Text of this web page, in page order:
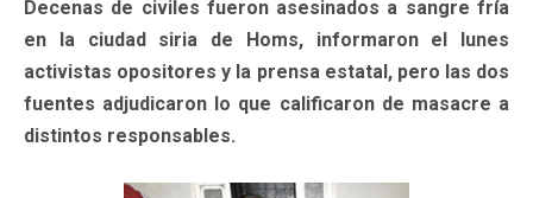
Decenas de civiles fueron asesinados a sangre fría
en la ciudad siria de Homs, informaron el lunes
activistas opositores y la prensa estatal, pero las dos
fuentes adjudicaron lo que calificaron de masacre a
distintos responsables.